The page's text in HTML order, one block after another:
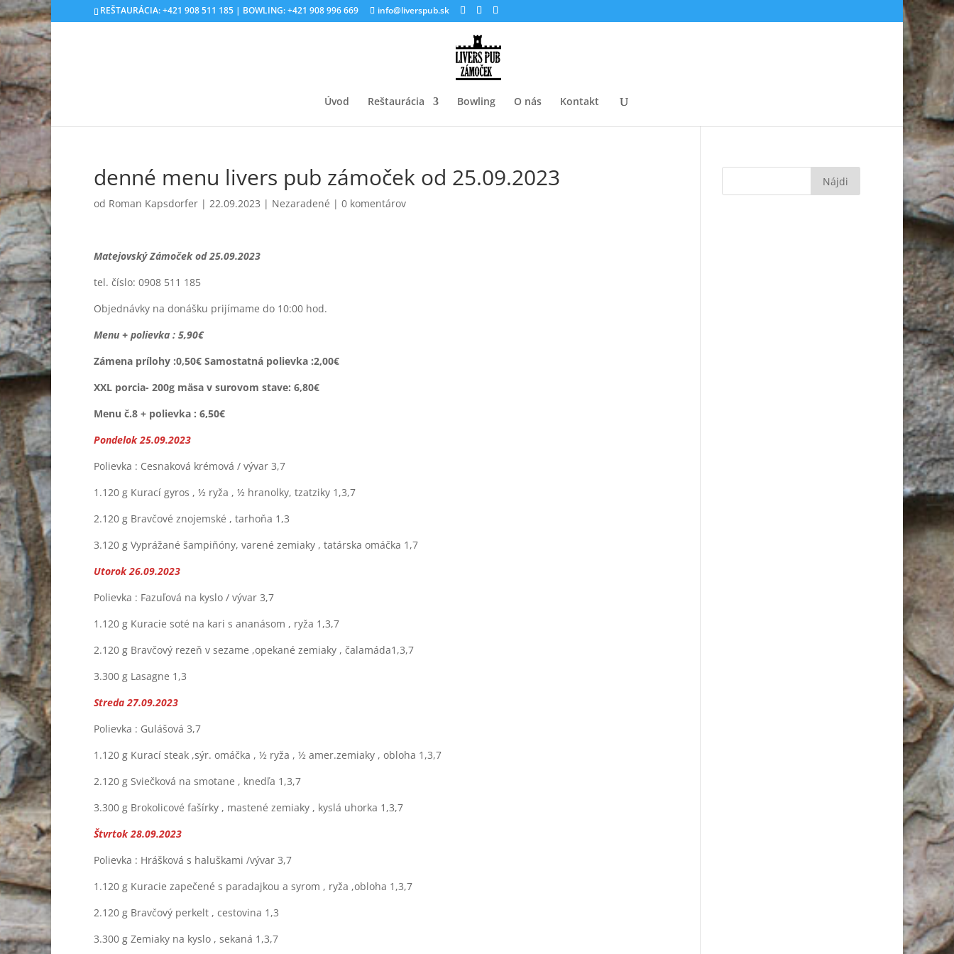
REŠTAURÁCIA: +421 908 511 185 | BOWLING: +421 908 996 669 info@liverspub.sk
Úvod Reštaurácia Bowling O nás Kontakt
denné menu livers pub zámoček od 25.09.2023
od Roman Kapsdorfer | 22.09.2023 | Nezaradené | 0 komentárov
Matejovský Zámoček od 25.09.2023
tel. číslo: 0908 511 185
Objednávky na donášku prijímame do 10:00 hod.
Menu + polievka : 5,90€
Zámena prílohy :0,50€ Samostatná polievka :2,00€
XXL porcia- 200g mäsa v surovom stave: 6,80€
Menu č.8 + polievka : 6,50€
Pondelok 25.09.2023
Polievka : Cesnaková krémová / vývar 3,7
1.120 g Kurací gyros , ½ ryža , ½ hranolky, tzatziky 1,3,7
2.120 g Bravčové znojemské , tarhoňa 1,3
3.120 g Vyprážané šampiňóny, varené zemiaky , tatárska omáčka 1,7
Utorok 26.09.2023
Polievka : Fazuľová na kyslo / vývar 3,7
1.120 g Kuracie soté na kari s ananásom , ryža 1,3,7
2.120 g Bravčový rezeň v sezame ,opekané zemiaky , čalamáda1,3,7
3.300 g Lasagne 1,3
Streda 27.09.2023
Polievka : Gulášová 3,7
1.120 g Kurací steak ,sýr. omáčka , ½ ryža , ½ amer.zemiaky , obloha 1,3,7
2.120 g Sviečková na smotane , knedľa 1,3,7
3.300 g Brokolicové fašírky , mastené zemiaky , kyslá uhorka 1,3,7
Štvrtok 28.09.2023
Polievka : Hrášková s haluškami /vývar 3,7
1.120 g Kuracie zapečené s paradajkou a syrom , ryža ,obloha 1,3,7
2.120 g Bravčový perkelt , cestovina 1,3
3.300 g Zemiaky na kyslo , sekaná 1,3,7